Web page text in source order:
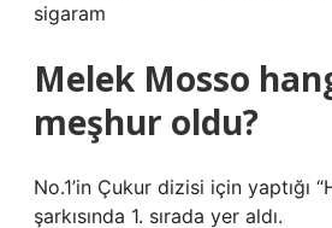
sigaram
Melek Mosso
meşhur oldu?
No.1’in Çukur dizisi için yaptığı
şarkısında 1. sırada yer aldı.